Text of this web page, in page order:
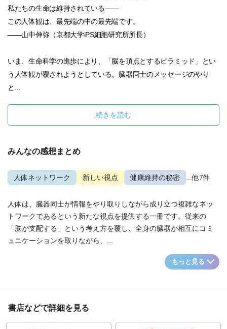
私たちの生命は維持されている――
この人体観は、最先端の中の最先端です。
――山中伸弥（京都大学iPS細胞研究所所長）
いま、生命科学の進歩により、「脳を頂点とするピラミッド」とい
う人体観が覆されようとしている。臓器同士のメッセージのやり
と...
続きを読む
みんなの感想まとめ
人体ネットワーク 新しい視点 健康維持の秘密 ...他7件
人体は、臓器同士が情報をやり取りしながら成り立つ複雑なネッ
トワークであるという新たな視点を提供する一冊です。従来の
「脳が支配する」という考え方を覆し、全身の臓器が相互にコミ
ュニケーションを取りながら、...
もっと見る
書店などで詳細を見る